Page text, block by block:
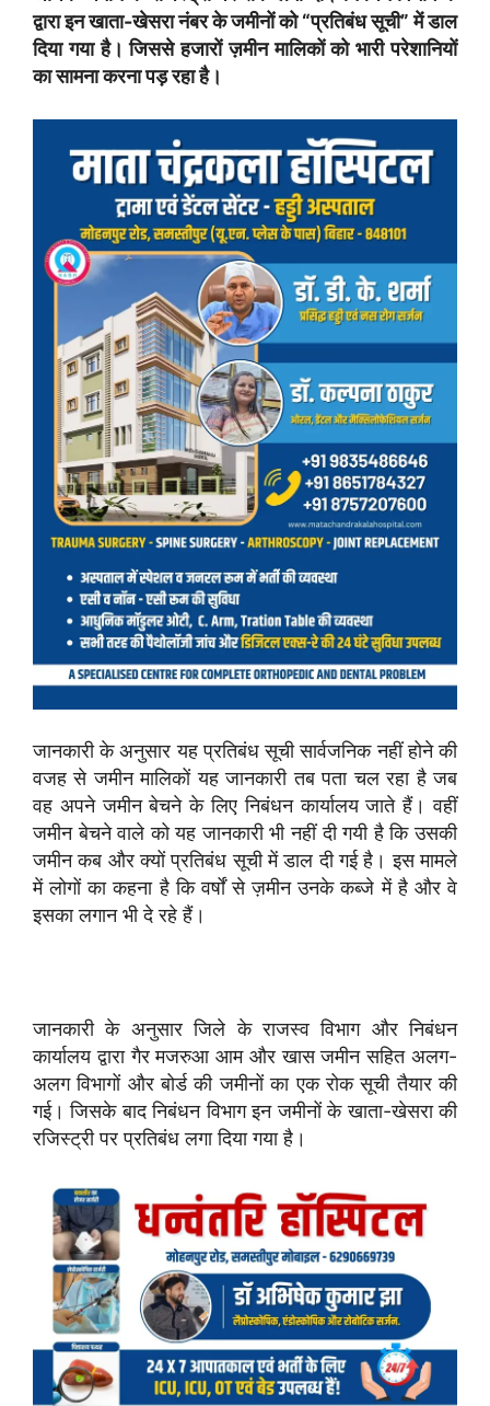
द्वारा इन खाता-खेसरा नंबर के जमीनों को “प्रतिबंध सूची” में डाल
दिया गया है। जिससे हजारों ज़मीन मालिकों को भारी परेशानियों
का सामना करना पड़ रहा है।
जानकारी के अनुसार यह प्रतिबंध सूची सार्वजनिक नहीं होने की
वजह से जमीन मालिकों यह जानकारी तब पता चल रहा है जब
वह अपने जमीन बेचने के लिए निबंधन कार्यालय जाते हैं। वहीं
जमीन बेचने वाले को यह जानकारी भी नहीं दी गयी है कि उसकी
जमीन कब और क्यों प्रतिबंध सूची में डाल दी गई है। इस मामले
में लोगों का कहना है कि वर्षों से ज़मीन उनके कब्जे में है और वे
इसका लगान भी दे रहे हैं।
जानकारी के अनुसार जिले के राजस्व विभाग और निबंधन
कार्यालय द्वारा गैर मजरुआ आम और खास जमीन सहित अलग-
अलग विभागों और बोर्ड की जमीनों का एक रोक सूची तैयार की
गई। जिसके बाद निबंधन विभाग इन जमीनों के खाता-खेसरा की
रजिस्ट्री पर प्रतिबंध लगा दिया गया है।